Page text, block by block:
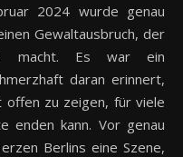
2024 wurde genau
Gewaltausbruch, der
macht. Es war ein
daran erinnert,
zu zeigen, für viele
enden kann. Vor genau
Berlins eine Szene,